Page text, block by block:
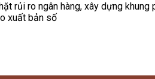
rủi ro ngân hàng, xây dựng khung
xuất bản số